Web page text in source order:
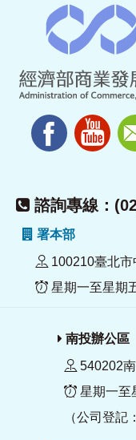
諮詢專線：
署本部
100210臺北
星期一至星期
南投辦公區
540202
星期一至
（公司登記